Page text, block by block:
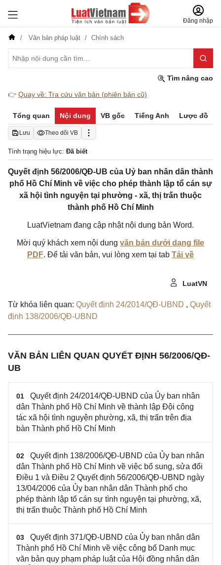
Đăng nhập
Văn bản pháp luật Chính sách
Tìm nâng cao
👉 Quay về: Tra cứu văn bản (phiên bản cũ)
Tổng quan Nội dung VB gốc Tiếng Anh Lược đồ
Lưu Theo dõi VB
Tình trạng hiệu lực: Đã biết
Quyết định 56/2006/QĐ-UB của Uỷ ban nhân dân thành
phố Hồ Chí Minh về việc cho phép thành lập tổ cán sự
xã hội tình nguyện tại phường - xã, thị trấn thuộc
thành phố Hồ Chí Minh
LuatVietnam đang cập nhật nội dung bản Word.
Mời quý khách xem nội dung văn bản dưới dạng file
PDF. Để tải văn bản, vui lòng xem tại tab Tải về
LuatVN
Từ khóa liên quan: Quyết định 24/2014/QĐ-UBND , Quyết
định 138/2006/QĐ-UBND
VĂN BẢN LIÊN QUAN QUYẾT ĐỊNH 56/2006/QĐ-
UB
01
Quyết định 24/2014/QĐ-UBND của Ủy ban nhân
dân Thành phố Hồ Chí Minh về thành lập Đội công
tác xã hội tình nguyện phường, xã, thị trấn trên địa
bàn Thành phố Hồ Chí Minh
02
Quyết định 138/2006/QĐ-UBND của Ủy ban nhân
dân Thành phố Hồ Chí Minh về việc bổ sung, sửa đổi
Điều 1 và Điều 2 Quyết định 56/2006/QĐ-UBND ngày
13/04/2006 của Ủy ban nhân dân Thành phố cho
phép thành lập tổ cán sự tình nguyện tại phường, xã,
thị trấn thuộc Thành phố Hồ Chí Minh
03
Quyết định 371/QĐ-UBND của Ủy ban nhân dân
Thành phố Hồ Chí Minh về việc công bố Danh mục
văn bản quy phạm pháp luật của Hội đồng nhân dân